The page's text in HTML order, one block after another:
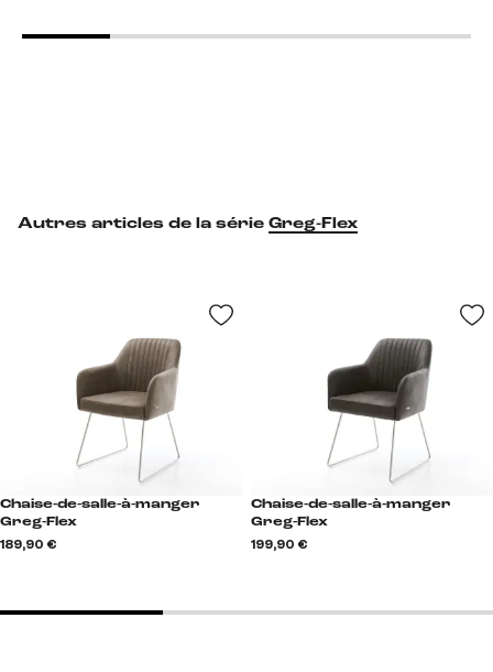
Autres articles de la série Greg-Flex
Chaise-de-salle-à-manger
Greg-Flex
189,90 €
Chaise-de-salle-à-manger
Greg-Flex
199,90 €